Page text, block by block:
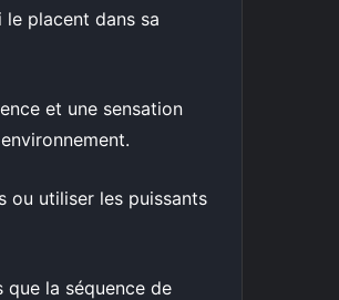
le placent dans sa
et une sensation
ou utiliser les puissants
que la séquence de